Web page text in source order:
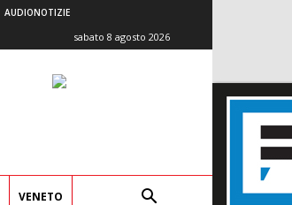
AUDIONOTIZIE
sabato 8 agosto 2026
VENETO